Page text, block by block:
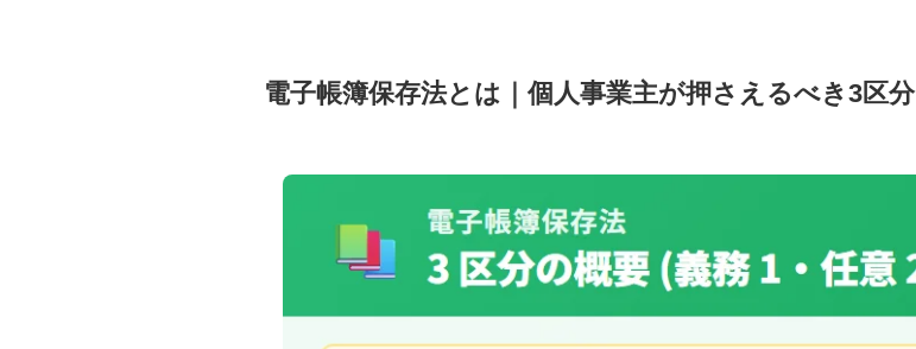
電子帳簿保存法とは｜個人事業主が押さえるべき3区分